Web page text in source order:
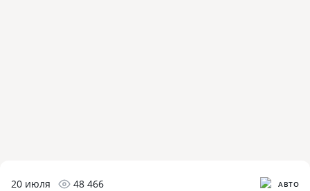
20 июля 48 466 АВТО